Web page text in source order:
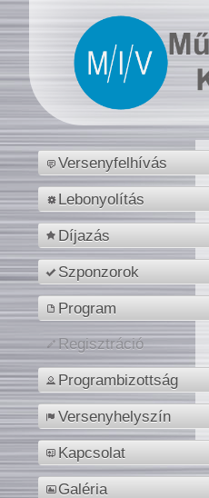
Versenyfelhívás
Lebonyolítás
Díjazás
Szponzorok
Program
Regisztráció
Programbizottság
Versenyhelyszín
Kapcsolat
Galéria